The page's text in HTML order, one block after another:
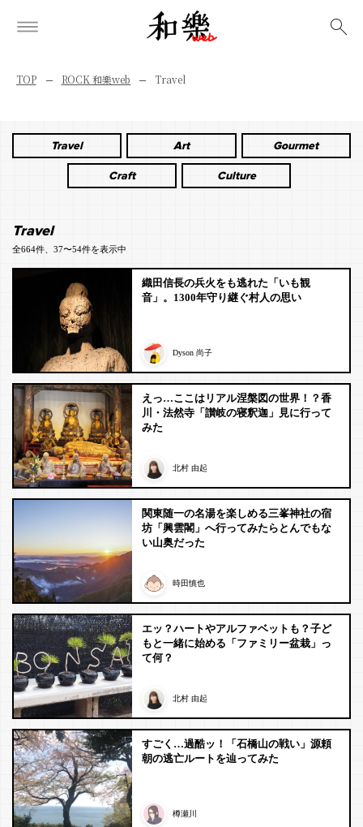
TOP ROCK 和樂web Travel
Travel Art Gourmet
Craft Culture
Travel
全664件、37〜54件を表示中
織田信長の兵火をも逃れた「いも観
音」。1300年守り継ぐ村人の思い
Dyson 尚子
えっ…ここはリアル涅槃図の世界！？香
川・法然寺「讃岐の寝釈迦」見に行って
みた
北村 由起
関東随一の名湯を楽しめる三峯神社の宿
坊「興雲閣」へ行ってみたらとんでもな
い山奥だった
時田慎也
エッ？ハートやアルファベットも？子ど
もと一緒に始める「ファミリー盆栽」っ
て何？
北村 由起
すごく…過酷ッ！「石橋山の戦い」源頼
朝の逃亡ルートを辿ってみた
樽瀬川